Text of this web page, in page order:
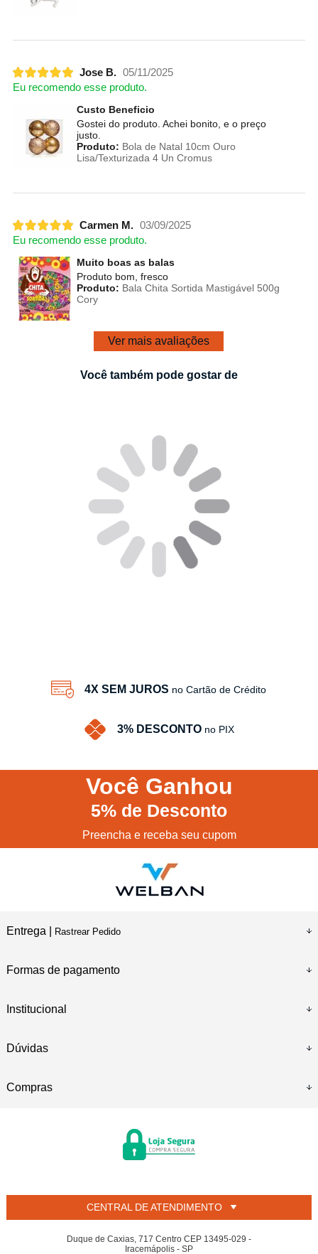
Jose B. 05/11/2025
Eu recomendo esse produto.
Custo Beneficio
Gostei do produto. Achei bonito, e o preço
justo.
Produto: Bola de Natal 10cm Ouro
Lisa/Texturizada 4 Un Cromus
Carmen M. 03/09/2025
Eu recomendo esse produto.
Muito boas as balas
Produto bom, fresco
Produto: Bala Chita Sortida Mastigável 500g
Cory
Ver mais avaliações
Você também pode gostar de
4X SEM JUROS no Cartão de Crédito
3% DESCONTO no PIX
Você Ganhou
5% de Desconto
Preencha e receba seu cupom
Entrega | Rastrear Pedido
Formas de pagamento
Institucional
Dúvidas
Compras
CENTRAL DE ATENDIMENTO
Duque de Caxias, 717 Centro CEP 13495-029 -
Iracemápolis - SP